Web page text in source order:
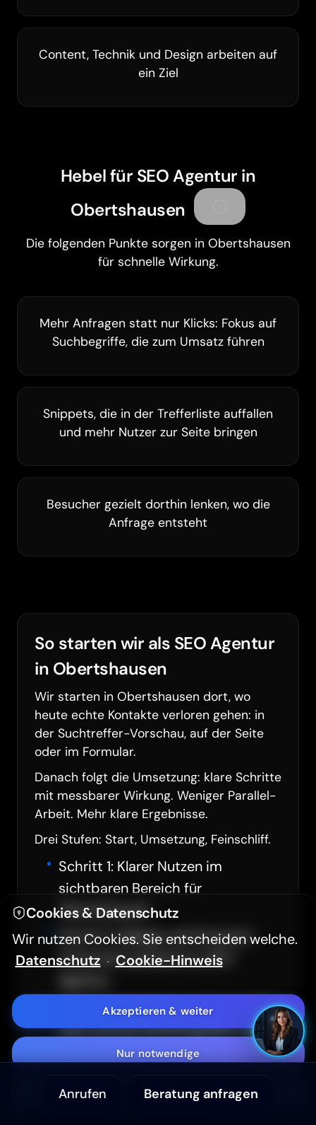
Content, Technik und Design arbeiten auf
ein Ziel
Hebel für SEO Agentur in
Obertshausen
Die folgenden Punkte sorgen in Obertshausen
für schnelle Wirkung.
Mehr Anfragen statt nur Klicks: Fokus auf
Suchbegriffe, die zum Umsatz führen
Snippets, die in der Trefferliste auffallen
und mehr Nutzer zur Seite bringen
Besucher gezielt dorthin lenken, wo die
Anfrage entsteht
So starten wir als SEO Agentur
in Obertshausen
Wir starten in Obertshausen dort, wo
heute echte Kontakte verloren gehen: in
der Suchtreffer-Vorschau, auf der Seite
oder im Formular.
Danach folgt die Umsetzung: klare Schritte
mit messbarer Wirkung. Weniger Parallel-
Arbeit. Mehr klare Ergebnisse.
Drei Stufen: Start, Umsetzung, Feinschliff.
Schritt 1: Klarer Nutzen im
sichtbaren Bereich für
Obertshausen
Schritt 2: Belege und Einwand-
Antworten passend zu SEO
Schritt 3: Tracking und Feinschliff
nach echten Nutzersignalen aus
Obertshausen
Anrufen Beratung anfragen
Barrierefreiheit
Animationen pausieren
Hintergrundvideo ausblenden
Hoher Kontrast (WCAG 2.2)
AaSans Serif Schrift
Barrierefreiheitserklärung
Cookies & Datenschutz
Wir nutzen Cookies. Sie entscheiden welche.
Datenschutz · Cookie-Hinweis
Nur notwendige
Anpassen
Akzeptieren & weiter